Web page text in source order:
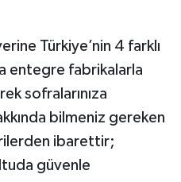
Türkiye’nin 4 farklı
entegre fabrikalarla
sofralarınıza
bilmeniz gereken
ibarettir;
güvenle